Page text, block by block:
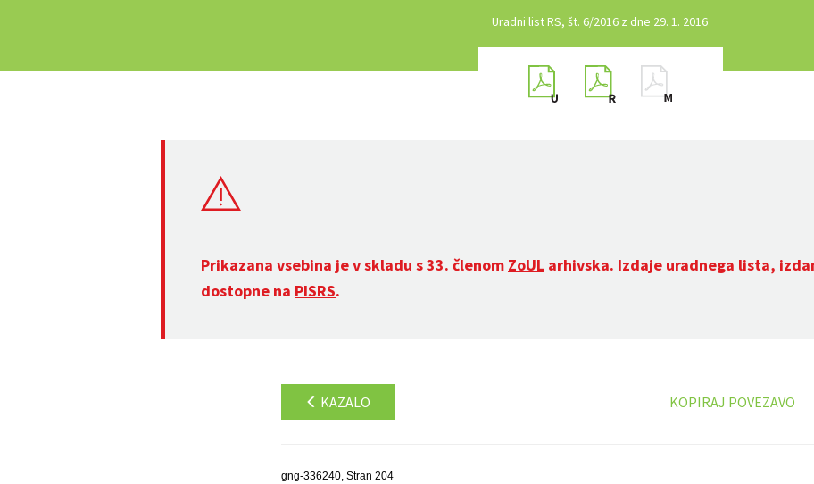
Uradni list RS, št. 6/2016 z dne 29. 1. 2016
Prikazana vsebina je v skladu s 33. členom ZoUL arhivska. Izdaje uradnega lista,
dostopne na PISRS.
KAZALO KOPIRAJ POVEZAVO
gng-336240, Stran 204